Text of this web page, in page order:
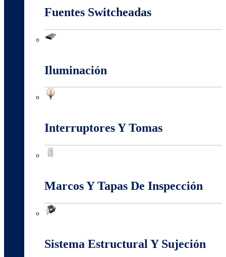
Fuentes Switcheadas
Iluminación
Interruptores Y Tomas
Marcos Y Tapas De Inspección
Sistema Estructural Y Sujeción